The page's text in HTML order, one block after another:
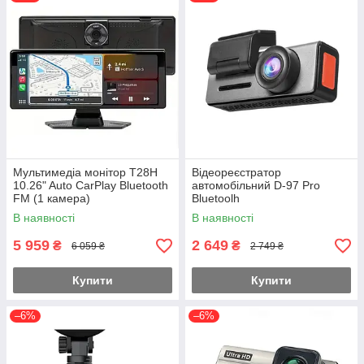
випадковості можна зняти досить кумедні ситуації,
спеціально спланувати які просто неможливо. Згодом подібні
відео нерідко стають рекордсменами по переглядів на
Youtube.
Мультимедіа монітор T28H
10.26" Auto CarPlay Bluetooth
FM (1 камера)
В наявності
5 959 ₴ 6 059 ₴
Купити
Відеореєстратор
автомобільний D-97 Pro
Bluetoolh
В наявності
2 649 ₴ 2 749 ₴
Купити
–6% –6%